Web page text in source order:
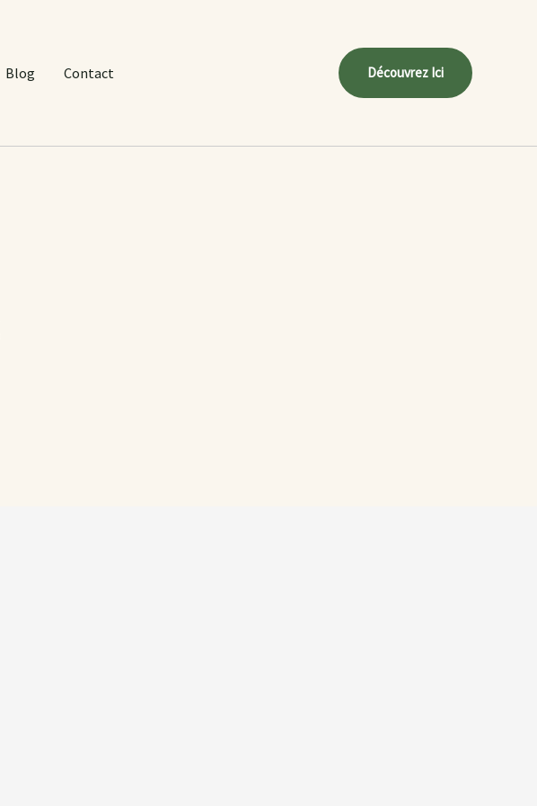
Blog Contact Découvrez Ici